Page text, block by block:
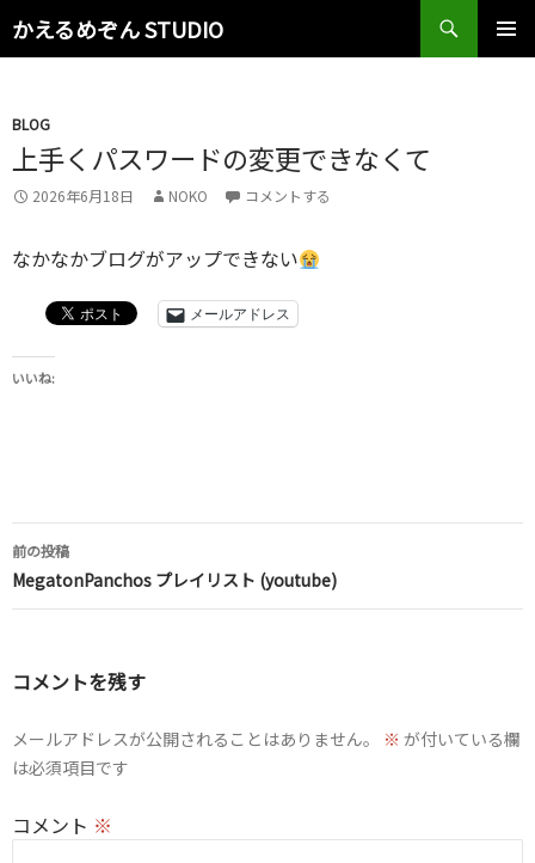
かえるめぞん STUDIO
検
索
ン
ツ
へ
ス
ッ
プ
BLOG
上手くパスワードの変更できなくて
2026年6月18日 NOKO コメントする
なかなかブログがアップできない
メールアドレス
いいね:
投
稿
ビ
ー
ョ
前の投稿
MegatonPanchos プレイリスト (youtube)
コメントを残す
メールアドレスが公開されることはありません。 ※ が付いている欄
は必須項目です
コメント ※